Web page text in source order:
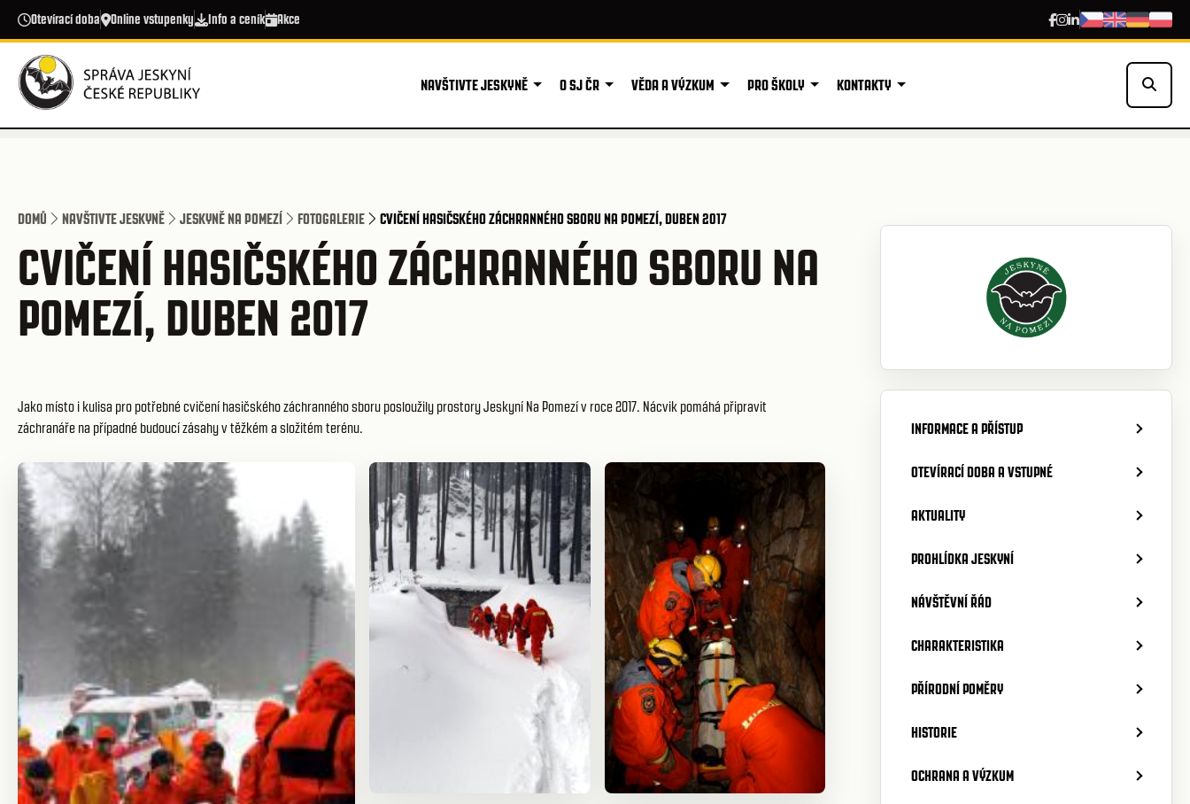
Přejít k hlavnímu obsahu
Otevírací doba Online vstupenky Info a ceník Akce
NAVŠTIVTE JESKYNĚ O SJ ČR VĚDA A VÝZKUM PRO ŠKOLY KONTAKTY
DOMŮ NAVŠTIVTE JESKYNĚ JESKYNĚ NA POMEZÍ FOTOGALERIE CVIČENÍ HASIČSKÉHO ZÁCHRANNÉHO SBORU NA POMEZÍ, DUBEN 2017
CVIČENÍ HASIČSKÉHO ZÁCHRANNÉHO SBORU NA
POMEZÍ, DUBEN 2017
Jako místo i kulisa pro potřebné cvičení hasičského záchranného sboru posloužily prostory Jeskyní Na Pomezí v roce 2017. Nácvik pomáhá připravit
záchranáře na případné budoucí zásahy v těžkém a složitém terénu.
INFORMACE A PŘÍSTUP
OTEVÍRACÍ DOBA A VSTUPNÉ
AKTUALITY
PROHLÍDKA JESKYNÍ
NÁVŠTĚVNÍ ŘÁD
CHARAKTERISTIKA
PŘÍRODNÍ POMĚRY
HISTORIE
OCHRANA A VÝZKUM